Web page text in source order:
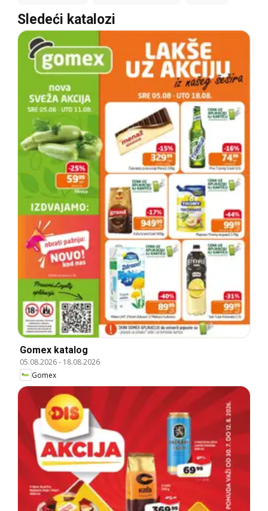
Sledeći katalozi
Gomex katalog
05.08.2026- 18.08.2026
Gomex